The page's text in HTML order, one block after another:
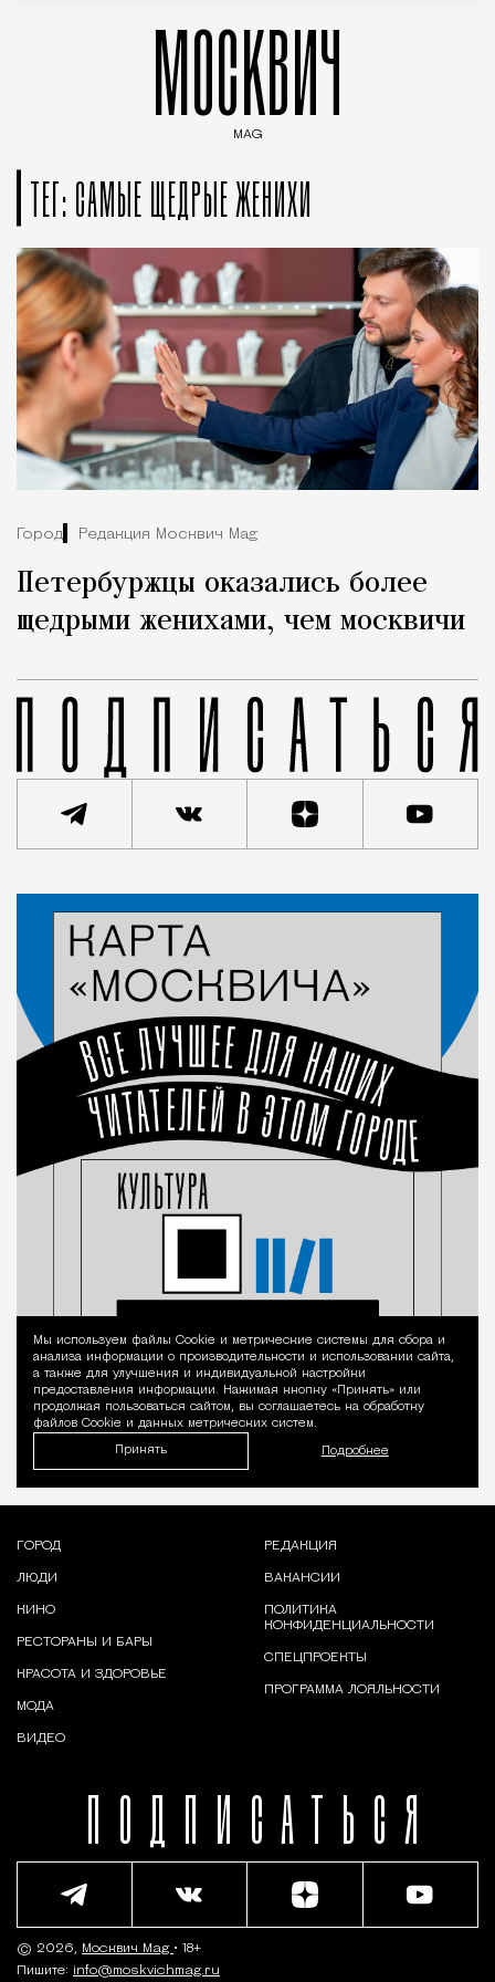
МОСКВИЧ
MAG
ТЕГ: САМЫЕ ЩЕДРЫЕ ЖЕНИХИ
Город Редакция Москвич Mag
Петербуржцы оказались более
щедрыми женихами, чем москвичи
Уведомление
Мы используем файлы Сookie и метрические системы для сбора и
анализа информации о производительности и использовании сайта,
а также для улучшения и индивидуальной настройки
предоставления информации. Нажимая кнопку «Принять» или
продолжая пользоваться сайтом, вы соглашаетесь на обработку
файлов Cookie и данных метрических систем.
Принять Подробнее
ПОДПИСАТЬСЯ
ГОРОД
ЛЮДИ
КИНО
РЕСТОРАНЫ И БАРЫ
КРАСОТА И ЗДОРОВЬЕ
МОДА
ВИДЕО
РЕДАКЦИЯ
ВАКАНСИИ
ПОЛИТИКА
КОНФИДЕНЦИАЛЬНОСТИ
СПЕЦПРОЕКТЫ
ПРОГРАММА ЛОЯЛЬНОСТИ
© 2026, Москвич Mag • 18+
Пишите: info@moskvichmag.ru